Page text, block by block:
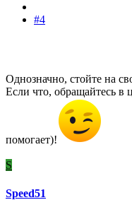
#4
Однозначно, стойте на
Если что, обращайтесь в
помогает)!
S
Speed51